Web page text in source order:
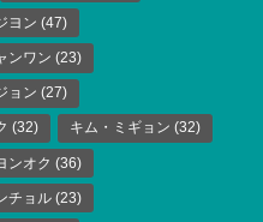
ヨン (47)
ンワン (23)
ョン (27)
(32) キム・ミギョン (32)
ンオク (36)
チョル (23)